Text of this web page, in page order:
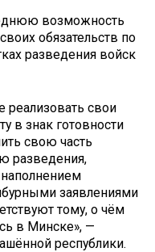
возможность
обязательств по
разведения войск
реализовать свои
в знак готовности
свою часть
разведения,
заявлениями
тому, о чём
в Минске», —
республики.